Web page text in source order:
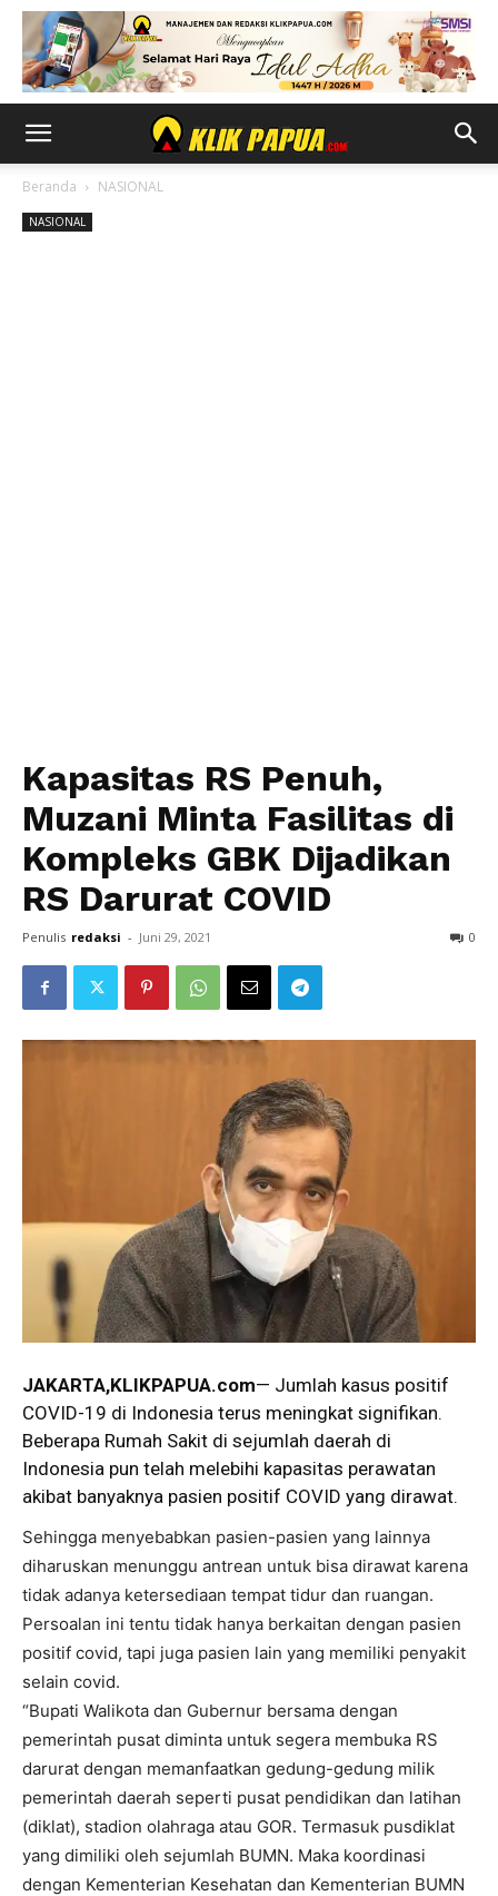
Beranda NASIONAL
NASIONAL
Kapasitas RS Penuh,
Muzani Minta Fasilitas di
Kompleks GBK Dijadikan
RS Darurat COVID
Penulis redaksi - Juni 29, 2021 0
JAKARTA,KLIKPAPUA.com— Jumlah kasus positif
COVID-19 di Indonesia terus meningkat signifikan.
Beberapa Rumah Sakit di sejumlah daerah di
Indonesia pun telah melebihi kapasitas perawatan
akibat banyaknya pasien positif COVID yang dirawat.
Sehingga menyebabkan pasien-pasien yang lainnya
diharuskan menunggu antrean untuk bisa dirawat karena
tidak adanya ketersediaan tempat tidur dan ruangan.
Persoalan ini tentu tidak hanya berkaitan dengan pasien
positif covid, tapi juga pasien lain yang memiliki penyakit
selain covid.
“Bupati Walikota dan Gubernur bersama dengan
pemerintah pusat diminta untuk segera membuka RS
darurat dengan memanfaatkan gedung-gedung milik
pemerintah daerah seperti pusat pendidikan dan latihan
(diklat), stadion olahraga atau GOR. Termasuk pusdiklat
yang dimiliki oleh sejumlah BUMN. Maka koordinasi
dengan Kementerian Kesehatan dan Kementerian BUMN